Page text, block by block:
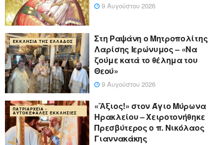
9 Αυγούστου 2026
ΕΚΚΛΗΣΊΑ ΤΗΣ ΕΛΛΆΔΟΣ
Στη Ραψάνη ο Μητροπολίτης
Λαρίσης Ιερώνυμος – «Να
ζούμε κατά το θέλημα του
Θεού»
9 Αυγούστου 2026
ΠΑΤΡΙΑΡΧΕΊΑ -
ΑΥΤΟΚΈΦΑΛΕΣ ΕΚΚΛΗΣΊΕΣ
«Ἄξιος!» στον Άγιο Μύρωνα
Ηρακλείου – Χειροτονήθηκε
Πρεσβύτερος ο π. Νικόλαος
Γιαννακάκης